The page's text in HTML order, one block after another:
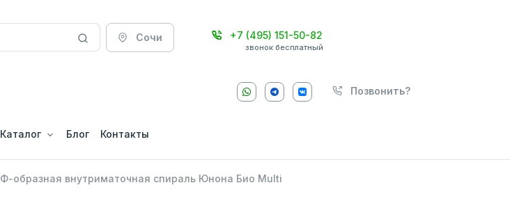
Сочи +7 (495) 151-50-82
звонок бесплатный
Позвонить?
Каталог Блог Контакты
Ф-образная внутриматочная спираль Юнона Био Multi